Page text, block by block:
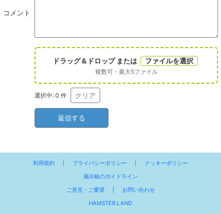
コメント
ドラッグ＆ドロップ または ファイルを選択
複数可・最大5ファイル
選択中: 0 件 クリア
利用規約 プライバシーポリシー
クッキーポリシー
掲示板のガイドライン
ご意見・ご要望
お問い合わせ
HAMSTER.LAND